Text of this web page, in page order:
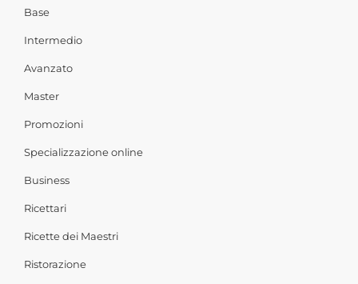
Base
Intermedio
Avanzato
Master
Promozioni
Specializzazione online
Business
Ricettari
Ricette dei Maestri
Ristorazione